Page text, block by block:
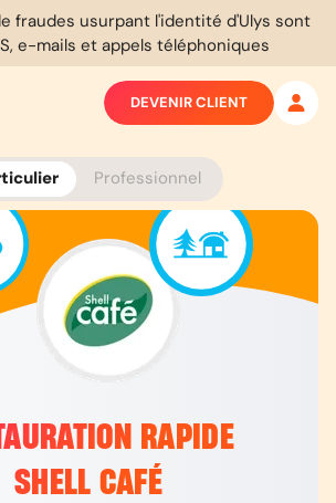
fraudes usurpant l'identité d'Ulys sont
e-mails et appels téléphoniques
Professionnel
DEVENIR CLIENT
RAPIDE
SHELL CAFÉ